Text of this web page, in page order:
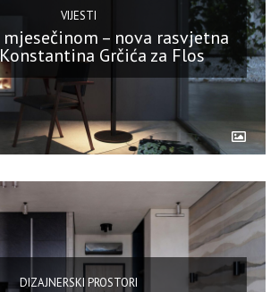
VIJESTI
– nova rasvjetna
Grčića za Flos
DIZAJNERSKI PROSTORI